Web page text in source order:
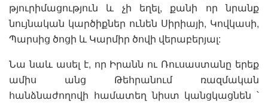
թյուրիմացություն և չի եղել, քանի որ նրանք
նույնական կարծիքներ ունեն Սիրիայի, Կովկասի,
Պարսից ծոցի և Կարմիր ծովի վերաբերյալ:
Նա նաև ասել է, որ Իրանն ու Ռուսաստանը երեք
ամիս անց Թեհրանում ռազմական
հանձնաժողովի համատեղ նիստ կանցկացնեն ՝